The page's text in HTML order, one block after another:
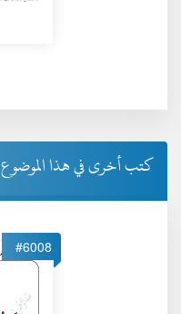
كتب أخرى في هذا الموضوع
#6008